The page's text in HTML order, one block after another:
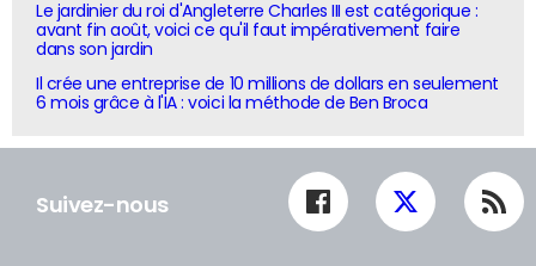
Le jardinier du roi d'Angleterre Charles III est catégorique :
avant fin août, voici ce qu'il faut impérativement faire
dans son jardin
Il crée une entreprise de 10 millions de dollars en seulement
6 mois grâce à l'IA : voici la méthode de Ben Broca
Suivez-nous